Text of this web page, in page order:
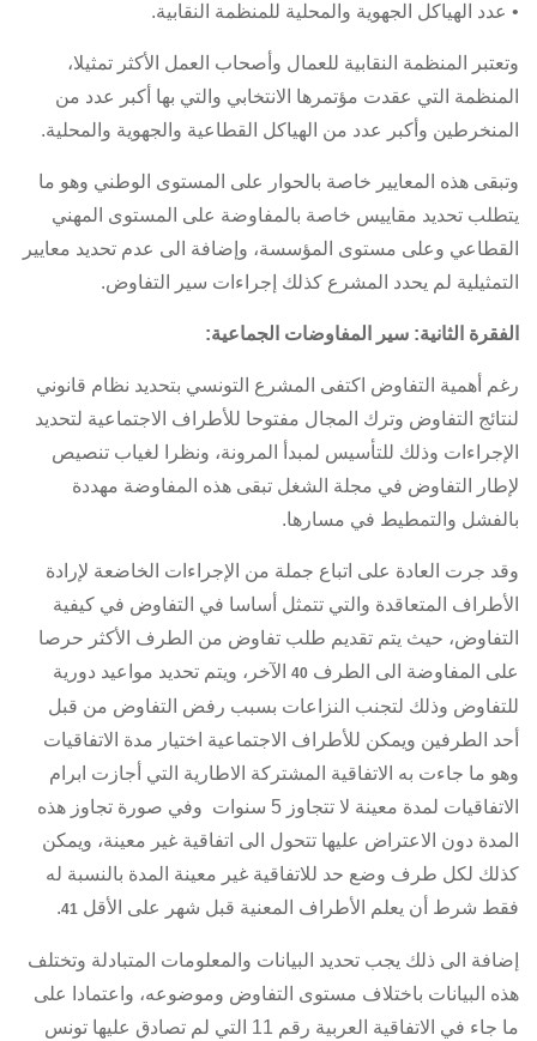
• عدد الهياكل الجهوية والمحلية للمنظمة النقابية.
وتعتبر المنظمة النقابية للعمال وأصحاب العمل الأكثر تمثيلا،
المنظمة التي عقدت مؤتمرها الانتخابي والتي بها أكبر عدد من
المنخرطين وأكبر عدد من الهياكل القطاعية والجهوية والمحلية.
وتبقى هذه المعايير خاصة بالحوار على المستوى الوطني وهو ما
يتطلب تحديد مقاييس خاصة بالمفاوضة على المستوى المهني
القطاعي وعلى مستوى المؤسسة، وإضافة الى عدم تحديد معايير
التمثيلية لم يحدد المشرع كذلك إجراءات سير التفاوض.
الفقرة الثانية: سير المفاوضات الجماعية:
رغم أهمية التفاوض اكتفى المشرع التونسي بتحديد نظام قانوني
لنتائج التفاوض وترك المجال مفتوحا للأطراف الاجتماعية لتحديد
الإجراءات وذلك للتأسيس لمبدأ المرونة، ونظرا لغياب تنصيص
لإطار التفاوض في مجلة الشغل تبقى هذه المفاوضة مهددة
بالفشل والتمطيط في مسارها.
وقد جرت العادة على اتباع جملة من الإجراءات الخاضعة لإرادة
الأطراف المتعاقدة والتي تتمثل أساسا في التفاوض في كيفية
التفاوض، حيث يتم تقديم طلب تفاوض من الطرف الأكثر حرصا
على المفاوضة الى الطرف 40
الآخر، ويتم تحديد مواعيد دورية
للتفاوض وذلك لتجنب النزاعات بسبب رفض التفاوض من قبل
أحد الطرفين ويمكن للأطراف الاجتماعية اختيار مدة الاتفاقيات
وهو ما جاءت به الاتفاقية المشتركة الاطارية التي أجازت ابرام
الاتفاقيات لمدة معينة لا تتجاوز 5 سنوات وفي صورة تجاوز هذه
المدة دون الاعتراض عليها تتحول الى اتفاقية غير معينة، ويمكن
كذلك لكل طرف وضع حد للاتفاقية غير معينة المدة بالنسبة له
فقط شرط أن يعلم الأطراف المعنية قبل شهر على الأقل 41
.
إضافة الى ذلك يجب تحديد البيانات والمعلومات المتبادلة وتختلف
هذه البيانات باختلاف مستوى التفاوض وموضوعه، واعتمادا على
ما جاء في الاتفاقية العربية رقم 11 التي لم تصادق عليها تونس